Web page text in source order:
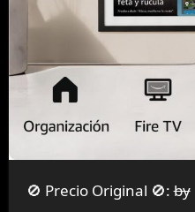
🚫 Precio Original 🚫:by